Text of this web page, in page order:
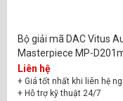
Bộ giải mã DAC Vitus
Masterpiece MP-
Liên hệ
+ Giá tốt nhất khi liên hệ
+ Hỗ trợ kỹ thuật 24/7